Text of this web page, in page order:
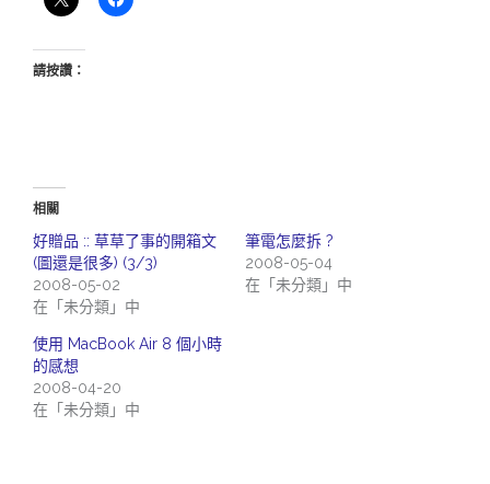
請按讚：
相關
好贈品 :: 草草了事的開箱文
(圖還是很多) (3/3)
2008-05-02
在「未分類」中
筆電怎麼拆 ?
2008-05-04
在「未分類」中
使用 MacBook Air 8 個小時
的感想
2008-04-20
在「未分類」中